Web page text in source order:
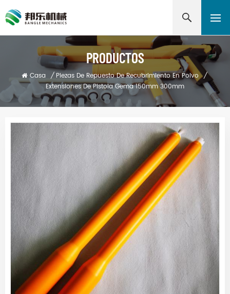
PRODUCTOS
Casa / Piezas De Repuesto De Recubrimiento En Polvo /
Extensiones De Pistola Gema 150mm 300mm